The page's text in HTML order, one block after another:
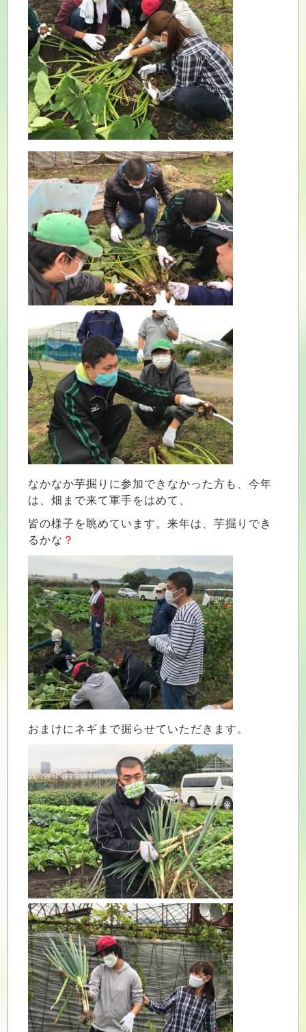
なかなか芋掘りに参加できなかった方も、今年
は、畑まで来て軍手をはめて、
皆の様子を眺めています。来年は、芋掘りでき
るかな ？
おまけにネギまで掘らせていただきます。